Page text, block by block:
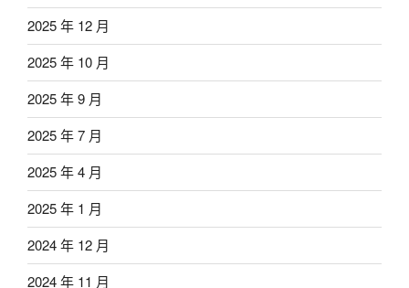
2025 年 12 月
2025 年 10 月
2025 年 9 月
2025 年 7 月
2025 年 4 月
2025 年 1 月
2024 年 12 月
2024 年 11 月